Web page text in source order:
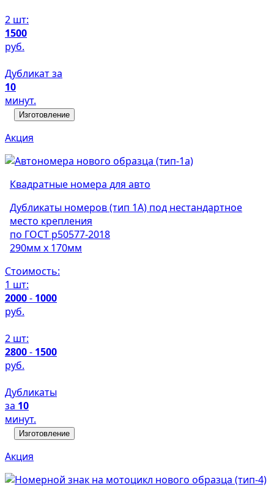
2 шт:
1500
руб.
Дубликат за
10
минут.
Изготовление
Акция
Квадратные номера для авто
Дубликаты номеров (тип 1А) под нестандартное
место крепления
по ГОСТ р50577-2018
290мм х 170мм
Стоимость:
1 шт:
2000- 1000
руб.
2 шт:
2800- 1500
руб.
Дубликаты
за 10
минут.
Изготовление
Акция